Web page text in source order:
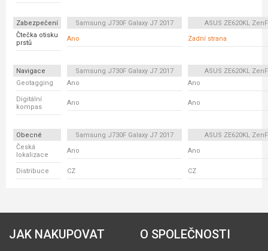
Zabezpečení Samsung J730F Galaxy J7 2017
ASUS ZE620KL
Čtečka otisku
prstů
Ano Zadní strana
Navigace Samsung J730F Galaxy J7 2017
ASUS ZE620KL
Geotagging
Ano Ano
Digitální
kompas
Ano Ano
Obecné Samsung J730F Galaxy J7 2017
ASUS ZE620KL
Česká
lokalizace
Ano Ano
Distribuce CZ CZ
JAK NAKUPOVAT O SPOLEČNOSTI